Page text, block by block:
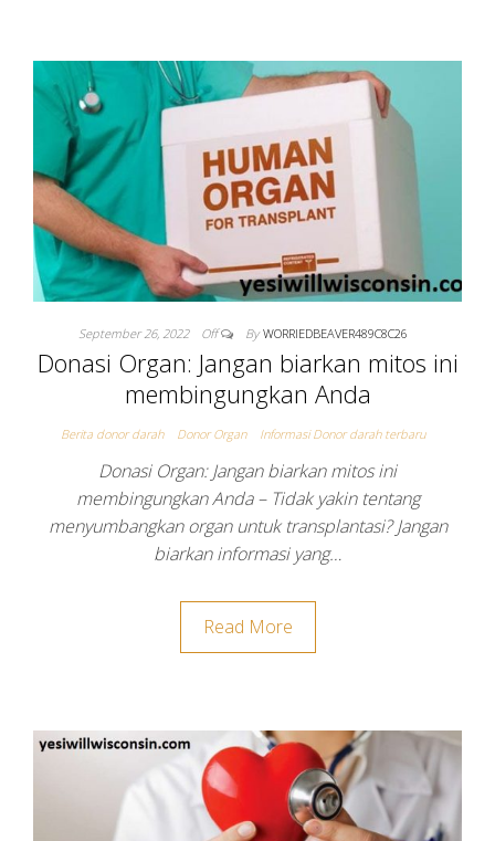
September 26, 2022 Off By WORRIEDBEAVER489C8C26
Donasi Organ: Jangan biarkan mitos ini
membingungkan Anda
Berita donor darah Donor Organ Informasi Donor darah terbaru
Donasi Organ: Jangan biarkan mitos ini
membingungkan Anda – Tidak yakin tentang
menyumbangkan organ untuk transplantasi? Jangan
biarkan informasi yang…
Read More